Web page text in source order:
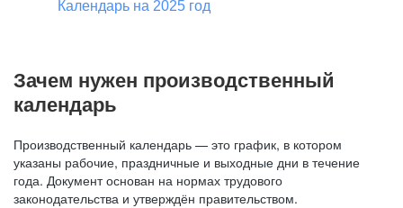
Календарь на 2025 год
Зачем нужен производственный
календарь
Производственный календарь — это график, в котором
указаны рабочие, праздничные и выходные дни в течение
года. Документ основан на нормах трудового
законодательства и утверждён правительством.